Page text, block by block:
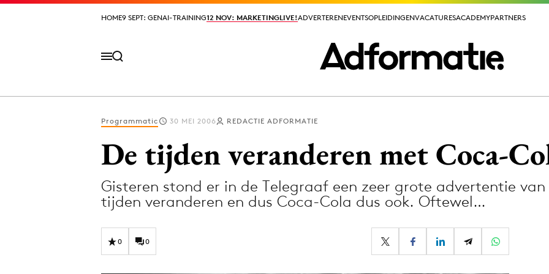
HOME9 SEPT: GENAI-TRAINING12 NOV: MARKETINGLIVE!ADVERTERENEVENTSOPLEIDINGENVACATURESACADEMYPARTNERS
HOME9 SEPT: GENAI-TRAINING12 NOV: MARKETINGLIVE!ADVERTERENEVENTSOPLEIDINGENVACATURESACADEMYPARTNERS
Merkstrategie
PR
Programmatic 30 MEI 2006 REDACTIE ADFORMATIE
De tijden veranderen met Coca-
Gisteren stond er in de Telegraaf een zeer grote advertentie
tijden veranderen en dus Coca-Cola dus ook. Oftewel…
0 0